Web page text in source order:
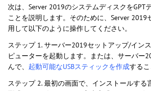
次は、Server 2019のシステムディスクをGPT
ことを説明します。そのために、Server 2019
用して以下のように操作してください。
ステップ 1. サーバー2019セットアップ/イン
ピューターを起動します。または、サーバー
んで、 起動可能なUSBスティックを作成するこ
ステップ 2. 最初の画面で、インストールする